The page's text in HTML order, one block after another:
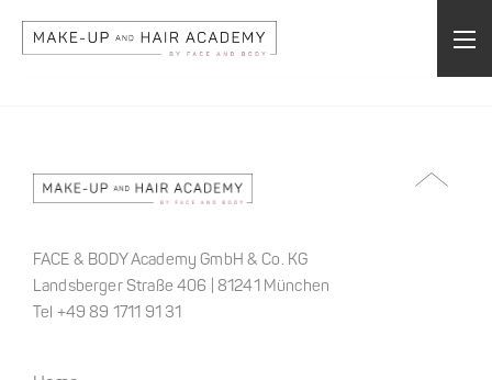
FACE & BODY Academy GmbH & Co. KG
Landsberger Straße 406 | 81241 München
Tel +49 89 1711 91 31